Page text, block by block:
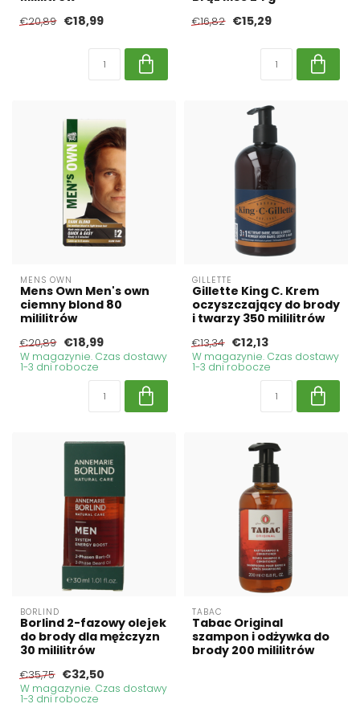
€20,89 €18,99 €16,82 €15,29
MENS OWN
Mens Own Men's own
ciemny blond 80
mililitrów
€20,89 €18,99
W magazynie. Czas dostawy
1-3 dni robocze
GILLETTE
Gillette King C. Krem
oczyszczający do brody
i twarzy 350 mililitrów
€13,34 €12,13
W magazynie. Czas dostawy
1-3 dni robocze
BORLIND
Borlind 2-fazowy olejek
do brody dla mężczyzn
30 mililitrów
€35,75 €32,50
W magazynie. Czas dostawy
1-3 dni robocze
TABAC
Tabac Original
szampon i odżywka do
brody 200 mililitrów